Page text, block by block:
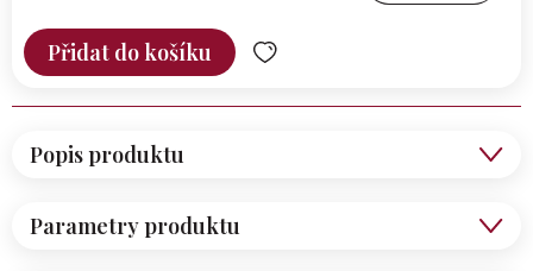
cena:
Přidat do košíku
Parametry produktu
Popis produktu